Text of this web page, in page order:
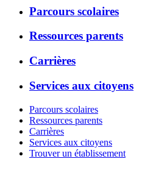
Parcours scolaires
Ressources parents
Carrières
Services aux citoyens
Parcours scolaires
Ressources parents
Carrières
Services aux citoyens
Trouver un établissement